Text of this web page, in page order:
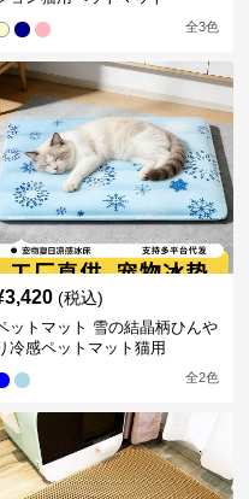
全3色
3,420 (税込)
ットマット 雪の結晶柄ひんや
冷感ペットマット猫用
全2色